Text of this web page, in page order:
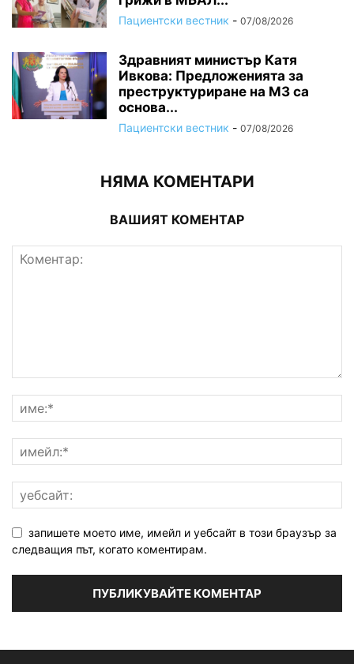
Пациентски вестник - 07/08/2026
Здравният министър Катя
Ивкова: Предложенията за
преструктуриране на МЗ са
основа...
Пациентски вестник - 07/08/2026
НЯМА КОМЕНТАРИ
ВАШИЯТ КОМЕНТАР
запишете моето име, имейл и уебсайт в този браузър за
следващия път, когато коментирам.